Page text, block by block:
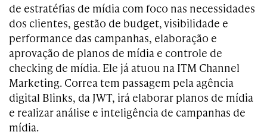
de estratéfias de mídia com foco nas necessidades
dos clientes, gestão de budget, visibilidade e
performance das campanhas, elaboração e
aprovação de planos de mídia e controle de
checking de mídia. Ele já atuou na ITM Channel
Marketing. Correa tem passagem pela agência
digital Blinks, da JWT, irá elaborar planos de mídia
e realizar análise e inteligência de campanhas de
mídia.